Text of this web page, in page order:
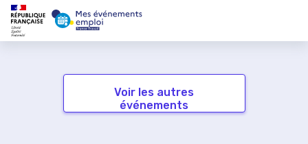
Voir les autres
événements